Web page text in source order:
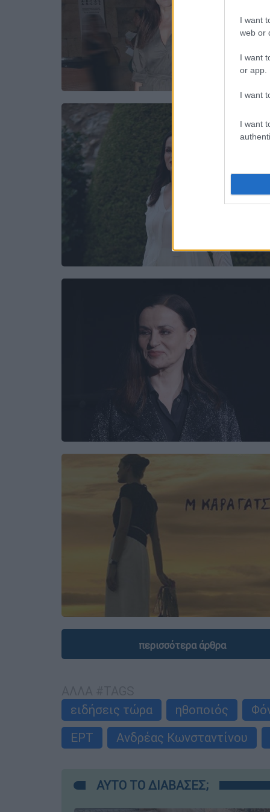
I want
web or
I want
or app.
I want
I want
περισσότερα άρθρα
ειδήσεις τώρα
ηθοποιός
ΕΡΤ
Ανδρέας Κωνσταντίνου
ΑΥΤΟ ΤΟ ΔΙΑΒΑΣΕΣ;